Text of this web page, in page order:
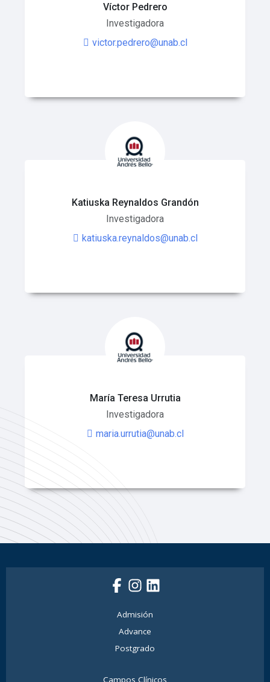
Víctor Pedrero
Investigadora
victor.pedrero@unab.cl
Katiuska Reynaldos Grandón
Investigadora
katiuska.reynaldos@unab.cl
María Teresa Urrutia
Investigadora
maria.urrutia@unab.cl